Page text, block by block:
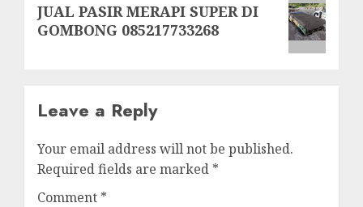
post:
JUAL PASIR MERAPI SUPER DI
GOMBONG 085217733268
Leave a Reply
Your email address will not be published.
Required fields are marked *
Comment *